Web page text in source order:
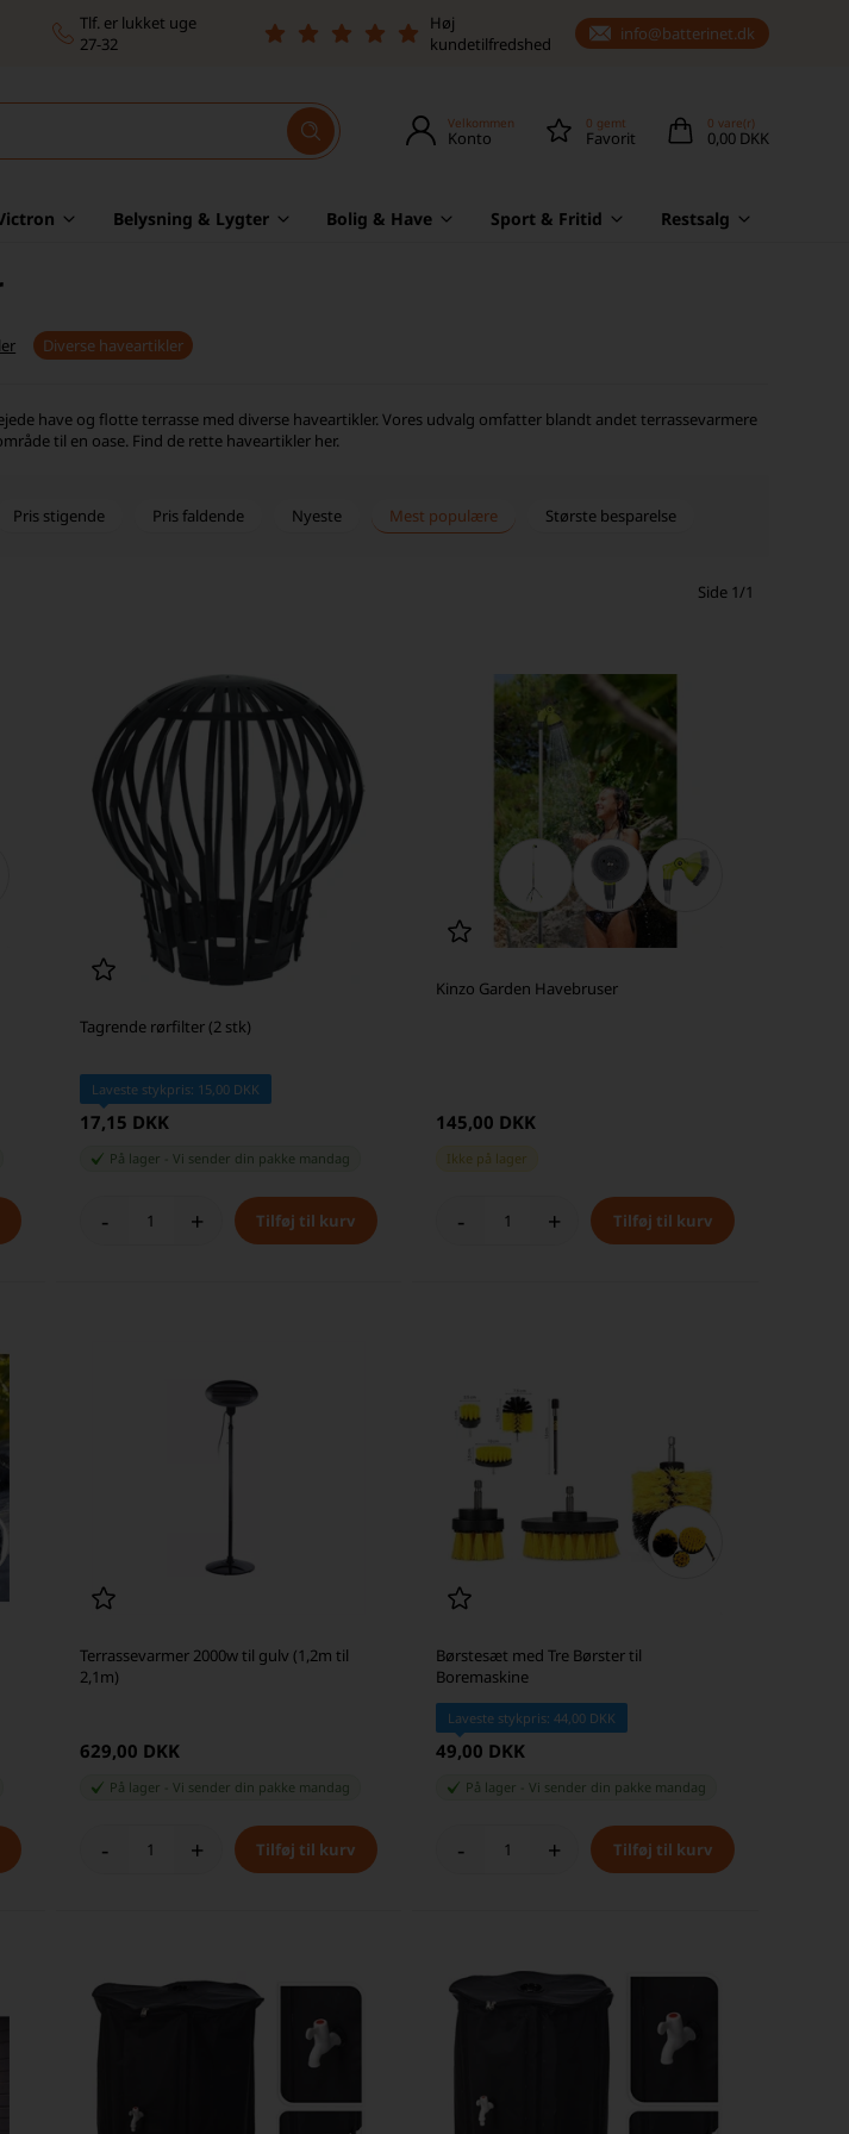
Tlf. er lukket uge
27-32
Høj
kundetilfredshed
info@batterinet.dk
Velkommen
Konto
0 gemt
Favorit
0 vare(r)
0,00 DKK
Belysning & Lygter Bolig & Have Sport & Fritid Restsalg
Diverse haveartikler
have og flotte terrasse med diverse haveartikler. Vores udvalg omfatter blandt andet terrassevarmere
til en oase. Find de rette haveartikler her.
Pris stigende Pris faldende Nyeste Mest populære Største besparelse
Side 1/1
Tagrende rørfilter (2 stk)
Laveste stykpris: 15,00 DKK
17,15 DKK
På lager Vi sender din pakke mandag
- +
Kinzo Garden Havebruser
145,00 DKK
Ikke på lager
- +
Terrassevarmer 2000w til gulv (1,2m til
2,1m)
629,00 DKK
På lager Vi sender din pakke mandag
- +
Børstesæt med Tre Børster til
Boremaskine
Laveste stykpris: 44,00 DKK
49,00 DKK
På lager -Vi sender din pakke mandag
- +